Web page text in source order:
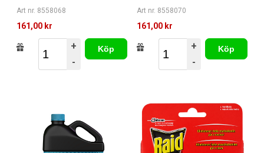
Art nr. 8558068
161,00 kr
+
-
Köp
Art nr. 8558070
161,00 kr
+
-
Köp